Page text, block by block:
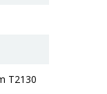
T2130